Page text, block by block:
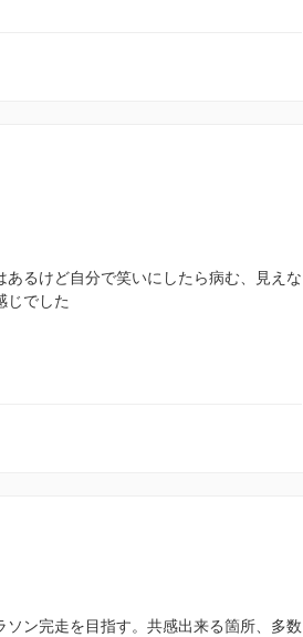
るけど自分で笑いにしたら病む、見えな
じでした
ン完走を目指す。共感出来る箇所、多数